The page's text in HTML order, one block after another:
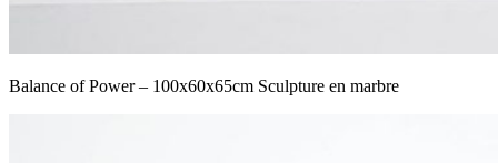
Balance of Power – 100x60x65cm Sculpture en marbre